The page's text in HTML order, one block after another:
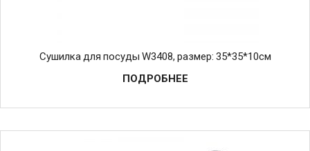
Cушилка для посуды W3408, размер: 35*35*10см
ПОДРОБНЕЕ